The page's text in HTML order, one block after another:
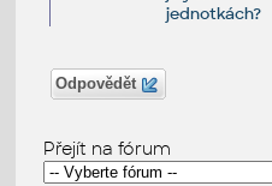
jednotkách?
Odpovědět
Přejít na fórum